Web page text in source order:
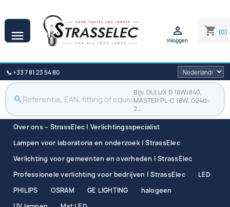
 shopping_cart (0)

Inloggen
📞 +33 7 81 23 54 80
search
Bijv. DULUX D 18W/840,
MASTER PL-C 18W, G24d-
2…
Over ons – StrassElec | Verlichtingsspecialist
Lampen voor laboratoria en onderzoek | StrassElec
Verlichting voor gemeenten en overheden | StrassElec
Professionele verlichting voor bedrijven | StrassElec
LED
PHILIPS
OSRAM GE LIGHTING
halogeen